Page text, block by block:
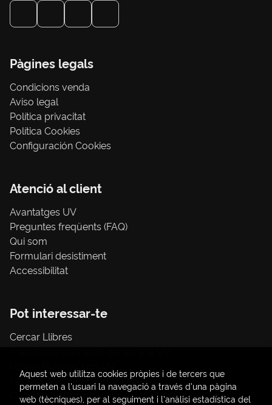
Pàgines legals
Condicions venda
Aviso legal
Política privacitat
Política Cookies
Configuración Cookies
Atenció al client
Avantatges UV
Preguntes freqüents (FAQ)
Qui som
Formulari desistiment
Accessibilitat
Pot interessar-te
Cercar Llibres
Papereria / material d'oficina
Consum Sostenible
Aquest web utilitza cookies pròpies i de tercers que
permeten a l'usuari la navegació a través d'una pàgina
web (tècniques), per al seguiment i l'anàlisi estadística del